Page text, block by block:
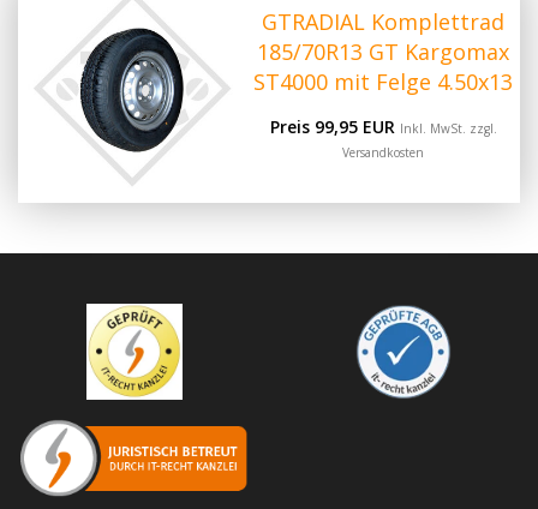
GTRADIAL Komplettrad
185/70R13 GT Kargomax
ST4000 mit Felge 4.50x13
Preis 99,95 EUR Inkl. MwSt. zzgl.
Versandkosten